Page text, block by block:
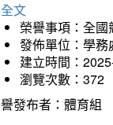
文
榮譽事項：全國
發佈單位：學務
建立時間：
瀏覽次數：372
發布者：體育組